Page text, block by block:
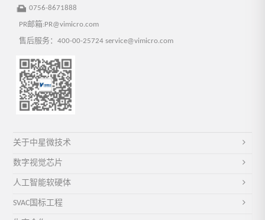
0756-8671888
PR邮箱:PR@vimicro.com
售后服务：400-00-25724 service@vimicro.com
关于中星微技术
数字视觉芯片
人工智能软硬体
SVAC国标工程